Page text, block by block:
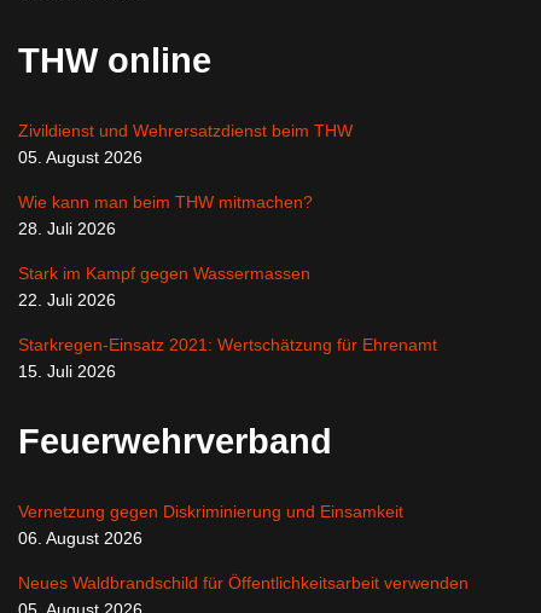
THW online
Zivildienst und Wehrersatzdienst beim THW
05. August 2026
Wie kann man beim THW mitmachen?
28. Juli 2026
Stark im Kampf gegen Wassermassen
22. Juli 2026
Starkregen-Einsatz 2021: Wertschätzung für Ehrenamt
15. Juli 2026
Feuerwehrverband
Vernetzung gegen Diskriminierung und Einsamkeit
06. August 2026
Neues Waldbrandschild für Öffentlichkeitsarbeit verwenden
05. August 2026